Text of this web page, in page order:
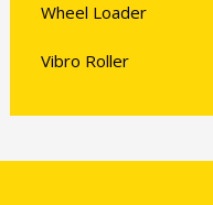
Wheel Loader
Vibro Roller